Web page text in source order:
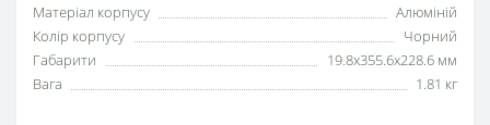
Матеріал корпусу
Алюміній
Колір корпусу
Чорний
Габарити
19.8x355.6x228.6 мм
Вага
1.81 кг